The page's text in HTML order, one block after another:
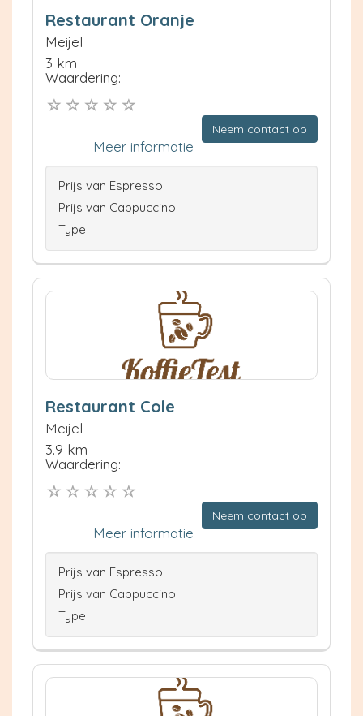
Restaurant Oranje
Meijel
3 km
Waardering:
Neem contact op
Meer informatie
Prijs van Espresso
Prijs van Cappuccino
Type
Restaurant Cole
Meijel
3.9 km
Waardering:
Neem contact op
Meer informatie
Prijs van Espresso
Prijs van Cappuccino
Type